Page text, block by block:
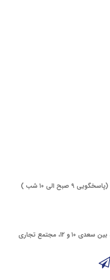
مشهد، خیابان سعدی، بین سعدی ۱۰ و ۱۲، مجتمع تجاری